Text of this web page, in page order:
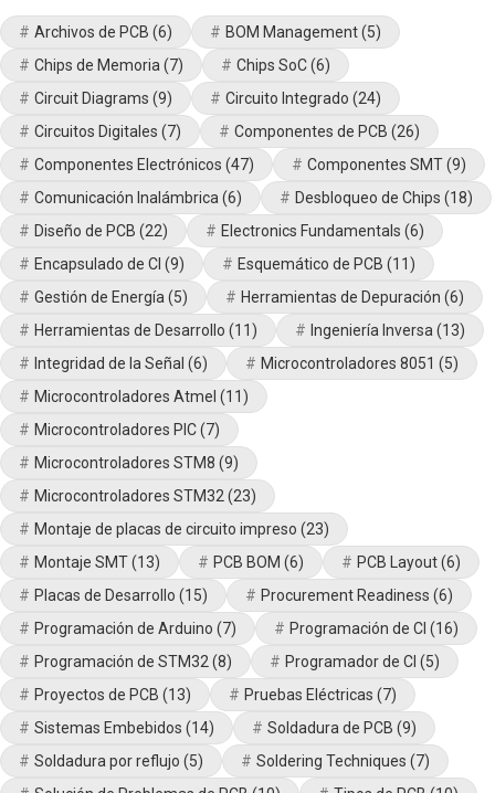
Archivos de PCB (6) BOM Management(5)
Chips de Memoria (7) Chips SoC(6)
Circuit Diagrams (9) Circuito Integrado (24)
Circuitos Digitales (7) Componentes de PCB (26)
Componentes Electrónicos (47) Componentes SMT(9)
Comunicación Inalámbrica (6) Desbloqueo de Chips (18)
Diseño de PCB (22) Electronics Fundamentals (6)
Encapsulado de CI (9) Esquemático de PCB (11)
Gestión de Energía (5) Herramientas de Depuración (6)
Herramientas de Desarrollo (11) Ingeniería Inversa (13)
Integridad de la Señal (6) Microcontroladores 8051 (5)
Microcontroladores Atmel (11)
Microcontroladores PIC(7)
Microcontroladores STM8 (9)
Microcontroladores STM32 (23)
Montaje de placas de circuito impreso (23)
Montaje SMT(13) PCB BOM (6) PCB Layout(6)
Placas de Desarrollo (15) Procurement Readiness (6)
Programación de Arduino (7) Programación de CI (16)
Programación de STM32 (8) Programador de CI (5)
Proyectos de PCB (13) Pruebas Eléctricas (7)
Sistemas Embebidos (14) Soldadura de PCB (9)
Soldadura por reflujo (5) Soldering Techniques (7)